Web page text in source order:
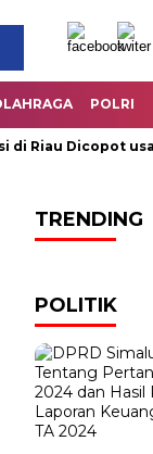
POLRI
Dicopot usai
TRENDING
POLITIK